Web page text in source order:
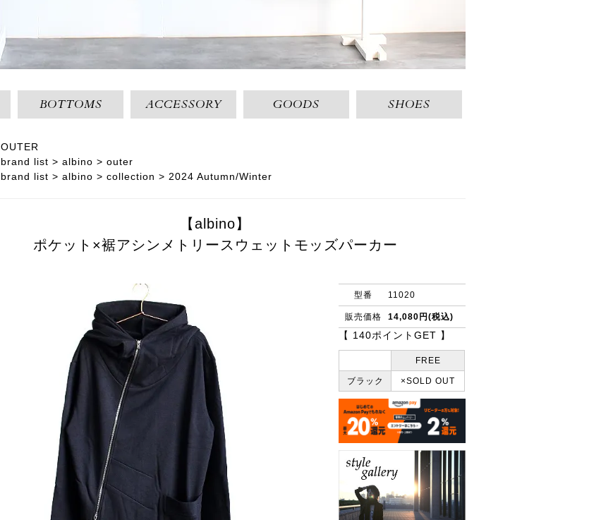
BOTTOMS ACCESSORY GOODS SHOES
OUTER
brand list albino
outer
brand list albino collection 2024 Autumn/Winter
【albino】
ポケット×裾アシンメトリースウェットモッズパーカー
型番 11020
販売価格 14,080円(税込)
【 140ポイントGET 】
FREE
ブラック ×SOLD OUT